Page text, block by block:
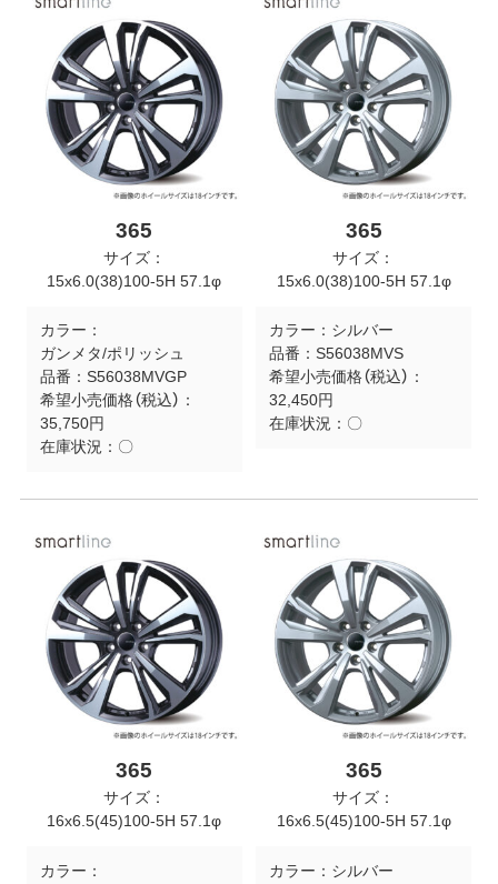
365
サイズ：
15x6.0(38)100-5H 57.1φ
カラー：
ガンメタ/ポリッシュ
品番： S56038MVGP
希望小売価格（税込）：
35,750円
在庫状況： 〇
365
サイズ：
15x6.0(38)100-5H 57.1φ
カラー： シルバー
品番： S56038MVS
希望小売価格（税込）：
32,450円
在庫状況： 〇
365
サイズ：
16x6.5(45)100-5H 57.1φ
カラー：
365
サイズ：
16x6.5(45)100-5H 57.1φ
カラー： シルバー